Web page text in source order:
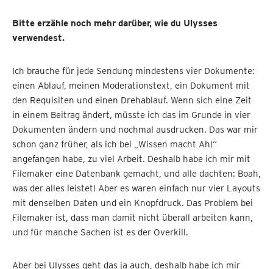
Bitte erzähle noch mehr darüber, wie du Ulysses
verwendest.
Ich brauche für jede Sendung mindestens vier Dokumente:
einen Ablauf, meinen Moderationstext, ein Dokument mit
den Requisiten und einen Drehablauf. Wenn sich eine Zeit
in einem Beitrag ändert, müsste ich das im Grunde in vier
Dokumenten ändern und nochmal ausdrucken. Das war mir
schon ganz früher, als ich bei „Wissen macht Ah!“
angefangen habe, zu viel Arbeit. Deshalb habe ich mir mit
Filemaker eine Datenbank gemacht, und alle dachten: Boah,
was der alles leistet! Aber es waren einfach nur vier Layouts
mit denselben Daten und ein Knopfdruck. Das Problem bei
Filemaker ist, dass man damit nicht überall arbeiten kann,
und für manche Sachen ist es der Overkill.
Aber bei Ulysses geht das ja auch, deshalb habe ich mir